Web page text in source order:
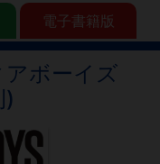
電子書籍版
アボーイズ